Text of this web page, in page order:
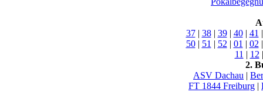
37| 38| 39| 40| 41
50| 51 | 52 | 01 | 02
11 | 12
2.
ASV Dachau |
FT 1844 Freiburg |